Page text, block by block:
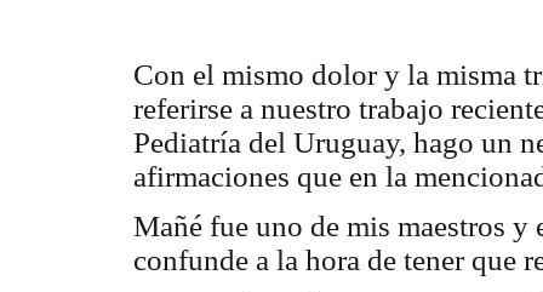
Con el mismo dolor y la misma
referirse a nuestro trabajo
Pediatría del Uruguay, hago un
afirmaciones que en la
Mañé fue uno de mis maestros
confunde a la hora de tener que